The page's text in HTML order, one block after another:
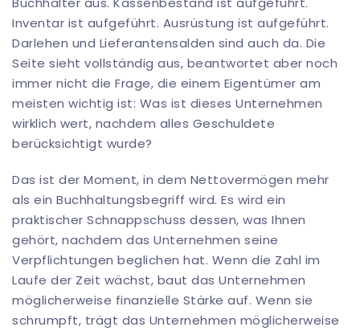
Inventar ist aufgeführt. Ausrüstung ist aufgeführt.
Darlehen und Lieferantensalden sind auch da. Die
Seite sieht vollständig aus, beantwortet aber noch
immer nicht die Frage, die einem Eigentümer am
meisten wichtig ist: Was ist dieses Unternehmen
wirklich wert, nachdem alles Geschuldete
berücksichtigt wurde?
Das ist der Moment, in dem Nettovermögen mehr
als ein Buchhaltungsbegriff wird. Es wird ein
praktischer Schnappschuss dessen, was Ihnen
gehört, nachdem das Unternehmen seine
Verpflichtungen beglichen hat. Wenn die Zahl im
Laufe der Zeit wächst, baut das Unternehmen
möglicherweise finanzielle Stärke auf. Wenn sie
schrumpft, trägt das Unternehmen möglicherweise